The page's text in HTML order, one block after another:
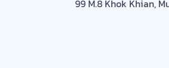
99 M.8 Khok Khian,